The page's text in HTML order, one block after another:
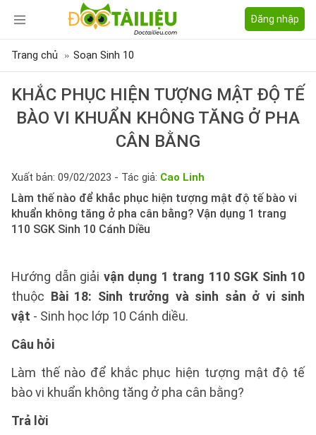
Đăng nhập
Trang chủ Soạn Sinh 10
KHẮC PHỤC HIỆN TƯỢNG MẬT ĐỘ TẾ
BÀO VI KHUẨN KHÔNG TĂNG Ở PHA
CÂN BẰNG
Xuất bản: 09/02/2023 - Tác giả: Cao Linh
Làm thế nào để khắc phục hiện tượng mật độ tế bào vi
khuẩn không tăng ở pha cân bằng? Vận dụng 1 trang
110 SGK Sinh 10 Cánh Diều
Hướng dẫn giải vận dụng 1 trang 110 SGK Sinh 10
thuộc Bài 18: Sinh trưởng và sinh sản ở vi sinh
vật - Sinh học lớp 10 Cánh diều.
Câu hỏi
Làm thế nào để khắc phục hiện tượng mật độ tế
bào vi khuẩn không tăng ở pha cân bằng?
Trả lời